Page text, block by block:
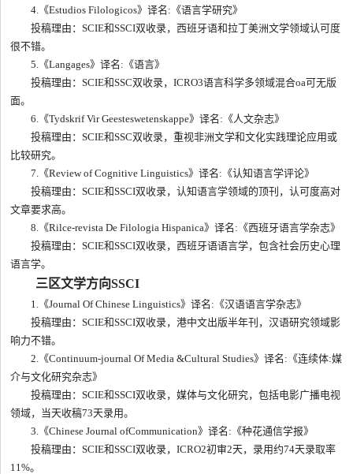
4.《Estudios Filologicos》译名:《语言学研究》
投稿理由：SCIE和SSCI双收录，西班牙语和拉丁美洲文学领域认可度
很不错。
5.《Langages》译名:《语言》
投稿理由：SCIE和SSC双收录，ICRO3语言科学多领域混合oa可无版
面。
6.《Tydskrif Vir Geesteswetenskappe》译名:《人文杂志》
投稿理由：SCIE和SSC双收录，重视非洲文学和文化实践理论应用或
比较研究。
7.《Review of Cognitive Linguistics》译名:《认知语言学评论》
投稿理由：SCIE和SSCI双收录，认知语言学领域的顶刊，认可度高对
文章要求高。
8.《Rilce-revista De Filologia Hispanica》译名:《西班牙语言学杂志》
投稿理由：SCIE和SSCI双收录，西班牙语语言学，包含社会历史心理
语言学。
三区文学方向SSCI
1.《Journal Of Chinese Linguistics》译名:《汉语语言学杂志》
投稿理由：SCIE和SSCI双收录，港中文出版半年刊，汉语研究领域影
响力不错。
2.《Continuum-journal Of Media &Cultural Studies》译名:《连续体:媒
介与文化研究杂志》
投稿理由：SCIE和SSCI双收录，媒体与文化研究，包括电影广播电视
领域，当天收稿73天录用。
3.《Chinese Journal ofCommunication》译名:《种花通信学报》
投稿理由：SCIE和SSCI双收录，ICRO2初审2天，录用约74天录取率
11%。